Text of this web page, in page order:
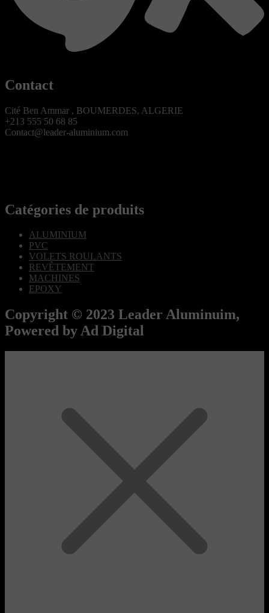
Contact
Cité Ben Ammar , BOUMERDES, ALGERIE
+213 555 50 68 85
Contact@leader-aluminium.com
Catégories de produits
ALUMINIUM
PVC
VOLETS ROULANTS
REVÊTEMENT
MACHINES
EPOXY
Copyright © 2023 Leader Aluminuim,
Powered by Ad Digital